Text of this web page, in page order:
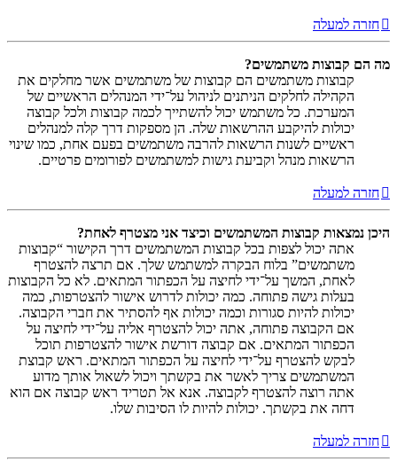
חזרה למעלה
מה הם קבוצות משתמשים?
קבוצות משתמשים הם קבוצות של משתמשים אשר מחלקים את
הקהילה לחלקים הניתנים לניהול על־ידי המנהלים הראשיים של
המערכת. כל משתמש יכול להשתייך לכמה קבוצות ולכל קבוצה
יכולות להיקבע ההרשאות שלה. הן מספקות דרך קלה למנהלים
ראשיים לשנות הרשאות להרבה משתמשים בפעם אחת, כמו שינוי
הרשאות מנהל וקביעת גישות למשתמשים לפורומים פרטיים.
חזרה למעלה
היכן נמצאות קבוצות המשתמשים וכיצד אני מצטרף לאחת?
אתה יכול לצפות בכל קבוצות המשתמשים דרך הקישור “קבוצות
משתמשים” בלוח הבקרה למשתמש שלך. אם תרצה להצטרף
לאחת, המשך על־ידי לחיצה על הכפתור המתאים. לא כל הקבוצות
בעלות גישה פתוחה. כמה יכולות לדרוש אישור להצטרפות, כמה
יכולות להיות סגורות וכמה יכולות אף להסתיר את חברי הקבוצה.
אם הקבוצה פתוחה, אתה יכול להצטרף אליה על־ידי לחיצה על
הכפתור המתאים. אם קבוצה דורשת אישור להצטרפות תוכל
לבקש להצטרף על־ידי לחיצה על הכפתור המתאים. ראש קבוצת
המשתמשים צריך לאשר את בקשתך ויכול לשאול אותך מדוע
אתה רוצה להצטרף לקבוצה. אנא אל תטריד ראש קבוצה אם הוא
דחה את בקשתך. יכולות להיות לו הסיבות שלו.
חזרה למעלה